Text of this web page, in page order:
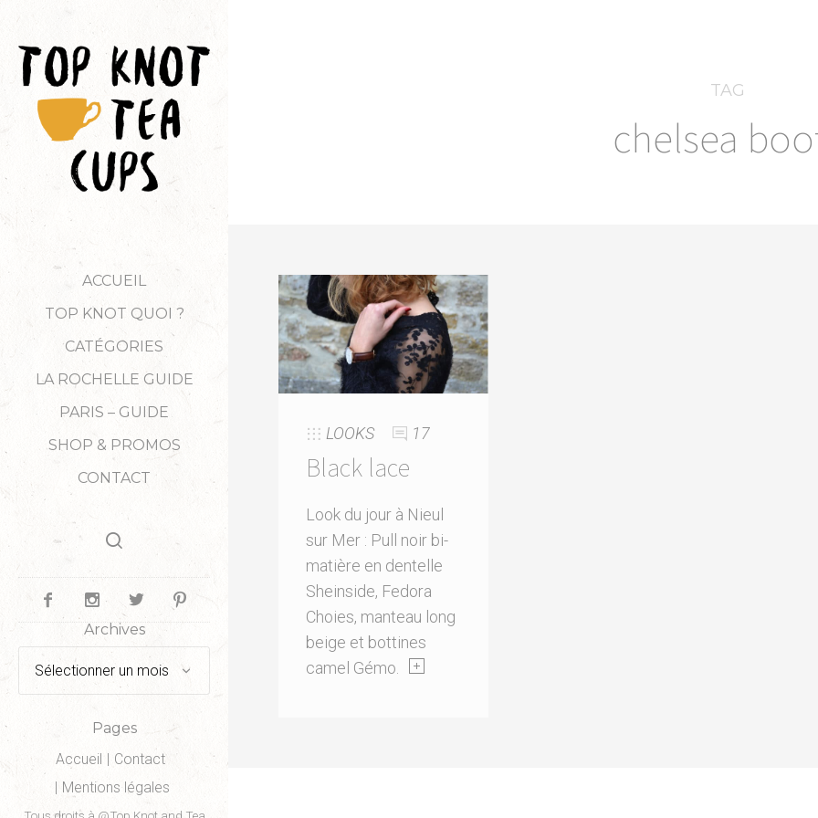
ACCUEIL
TOP KNOT QUOI ?
CATÉGORIES
LA ROCHELLE GUIDE
PARIS – GUIDE
SHOP & PROMOS
CONTACT
Archives
Archives
Pages
Accueil
Contact
Mentions légales
TAG
chelsea
LOOKS 17
Black lace
Look du jour à Nieul
sur Mer : Pull noir bi-
matière en dentelle
Sheinside, Fedora
Choies, manteau long
beige et bottines
camel Gémo.